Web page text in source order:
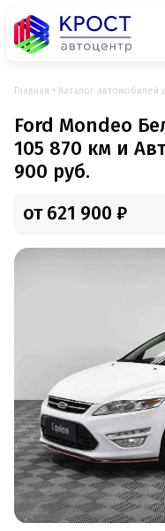
Главная Каталог автомобилей
Ford Mondeo
105 870 км и
900 руб.
от 621 900 ₽